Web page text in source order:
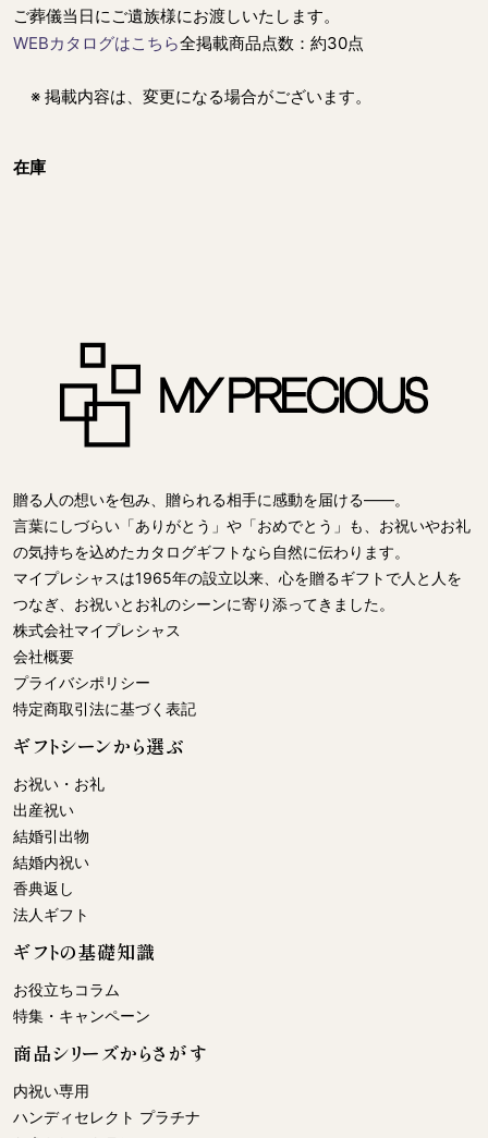
在庫
ご葬儀当日にご遺族様にお渡しいたします。
WEBカタログはこちら全掲載商品点数：約30点
※ 掲載内容は、変更になる場合がございます。
贈る人の想いを包み、贈られる相手に感動を届ける――。
言葉にしづらい「ありがとう」や「おめでとう」も、お祝いやお礼
の気持ちを込めたカタログギフトなら自然に伝わります。
マイプレシャスは1965年の設立以来、心を贈るギフトで人と人を
つなぎ、お祝いとお礼のシーンに寄り添ってきました。
株式会社マイプレシャス
会社概要
プライバシポリシー
特定商取引法に基づく表記
ギフトシーンから選ぶ
お祝い・お礼
出産祝い
結婚引出物
結婚内祝い
香典返し
法人ギフト
ギフトの基礎知識
お役立ちコラム
特集・キャンペーン
商品シリーズからさがす
内祝い専用
ハンディセレクト プラチナ